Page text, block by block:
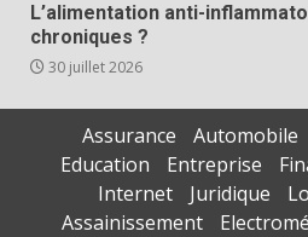
L’alimentation anti-
chroniques ?
30 juillet 2026
Assurance Automobile
Education
Entreprise
Internet
Juridique
Assainissement